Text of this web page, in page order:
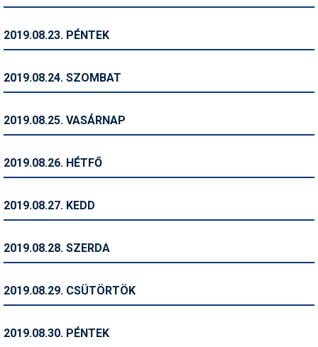
Telemark
Történelem
Utazási tippek
2019.08.23. PÉNTEK
2019.08.24. SZOMBAT
2019.08.25. VASÁRNAP
2019.08.26. HÉTFŐ
2019.08.27. KEDD
2019.08.28. SZERDA
2019.08.29. CSÜTÖRTÖK
2019.08.30. PÉNTEK